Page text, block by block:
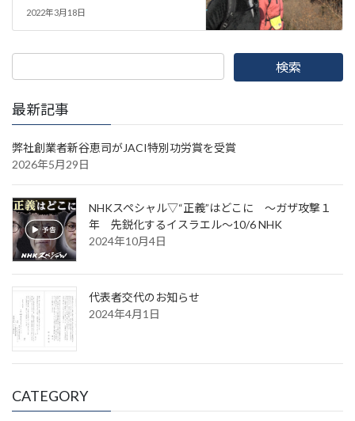
2022年3月18日
最新記事
弊社創業者新谷恵司がJACI特別功労賞を受賞
2026年5月29日
NHKスペシャル▽“正義”はどこに ～ガザ攻撃１
年 先鋭化するイスラエル～10/6 NHK
2024年10月4日
代表者交代のお知らせ
2024年4月1日
CATEGORY